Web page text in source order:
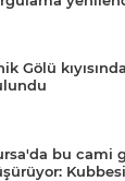
Gölü
bu cami